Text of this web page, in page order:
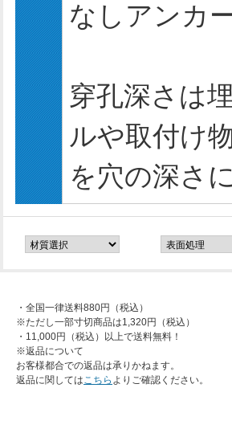
なしアンカ
穿孔深さは
ルや取付け
を穴の深さ
・全国一律送料880円（税込）
※ただし一部寸切商品は1,320円（税込）
・11,000円（税込）以上で送料無料！
※返品について
お客様都合での返品は承りかねます。
返品に関してはこちら よりご確認ください。